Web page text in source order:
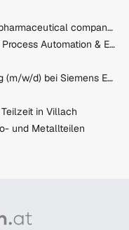
Regulatory Affairs Manager / leading pharmaceutical company Bratislava
Senior Construction Manager (m/w/d) Process Automation & Electrical Systems
Kranführer für LKW Be- und Entladung (m/w/d) bei Siemens Energy Weiz
in Villach
und Metallteilen